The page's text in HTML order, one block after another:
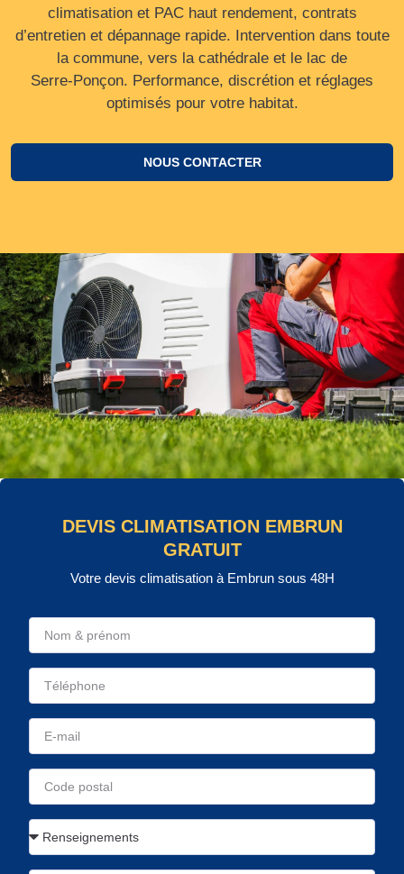
climatisation et PAC haut rendement, contrats
d’entretien et dépannage rapide. Intervention dans toute
la commune, vers la cathédrale et le lac de
Serre‑Ponçon. Performance, discrétion et réglages
optimisés pour votre habitat.
NOUS CONTACTER
DEVIS CLIMATISATION EMBRUN
GRATUIT
Votre devis climatisation à Embrun sous 48H